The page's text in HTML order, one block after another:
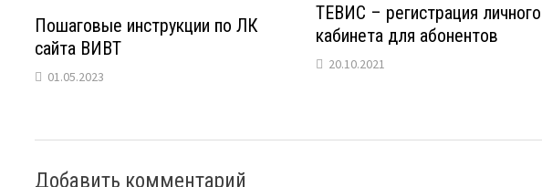
Пошаговые инструкции по ЛК
сайта ВИВТ
01.05.2023
ТЕВИС – регистрация личного
кабинета для абонентов
20.10.2021
Добавить комментарий